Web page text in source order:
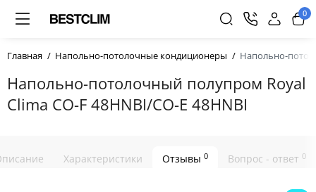
0
Главная Напольно-потолочные кондиционеры Напольно-
Напольно-потолочный полупром Royal
Clima CO-F 48HNBI/CO-E 48HNBI
Характеристики Отзывы 0 Вопрос - ответ 0